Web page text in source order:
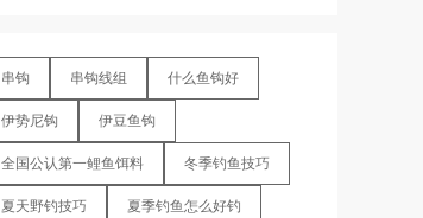
串钩 串钩线组 什么鱼钩好
伊势尼钩 伊豆鱼钩
全国公认第一鲤鱼饵料 冬季钓鱼技巧
夏天野钓技巧 夏季钓鱼怎么好钓